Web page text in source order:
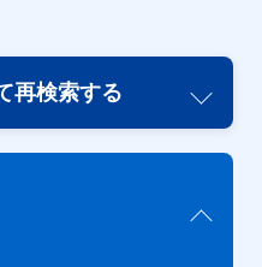
再検索する